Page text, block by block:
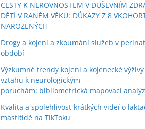
CESTY K NEROVNOSTEM V DUŠEVNÍM
DĚTÍ V RANÉM VĚKU: DŮKAZY Z 8
NAROZENÝCH
Drogy a kojení a zkoumání služeb v
období
Výzkumné trendy kojení a kojenecké
vztahu k neurologickým
poruchám: bibliometrická mapovací
Kvalita a spolehlivost krátkých videí o
mastitidě na TikToku